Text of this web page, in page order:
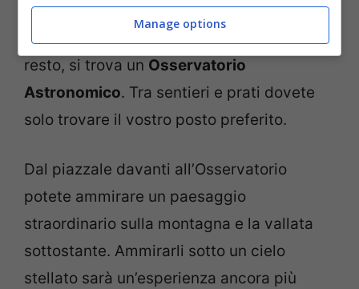
privo di illuminazione e con cieli stellati di
straordinaria bellezza. Anche qui, del
resto, si trova un Osservatorio
Astronomico. Tra sentieri e prati dovete
solo trovare il vostro posto preferito.
Dal piazzale davanti all’Osservatorio
potete ammirare un paesaggio
straordinario sulla montagna e la vallata
sottostante. Ammirarli sotto un cielo
stellato sarà un’esperienza ancora più
Manage options